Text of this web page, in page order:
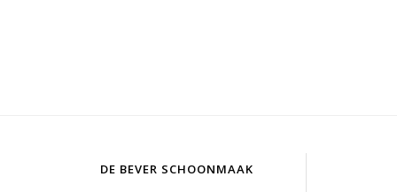
DE BEVER SCHOONMAAK